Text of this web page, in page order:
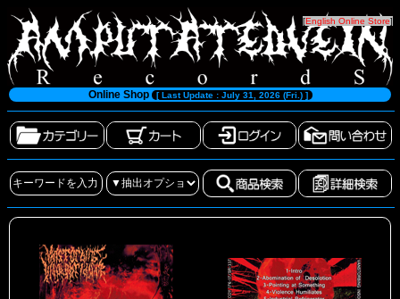
[English Online Store]
Online Shop [ Last Update : July 31, 2026 (Fri.) ]